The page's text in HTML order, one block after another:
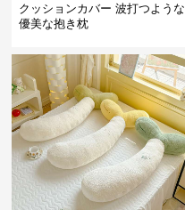
クッションカバー 波打つような
優美な抱き枕